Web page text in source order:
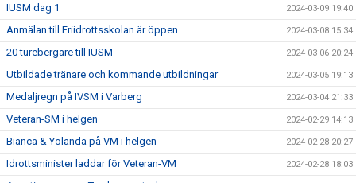
IUSM dag 1 2024-03-09 19:40
Anmälan till Friidrottsskolan är öppen 2024-03-08 15:34
20 turebergare till IUSM 2024-03-06 20:24
Utbildade tränare och kommande utbildningar 2024-03-05 19:13
Medaljregn på IVSM i Varberg 2024-03-04 21:33
Veteran-SM i helgen 2024-02-29 14:13
Bianca & Yolanda på VM i helgen 2024-02-28 20:27
Idrottsminister laddar för Veteran-VM 2024-02-28 18:03